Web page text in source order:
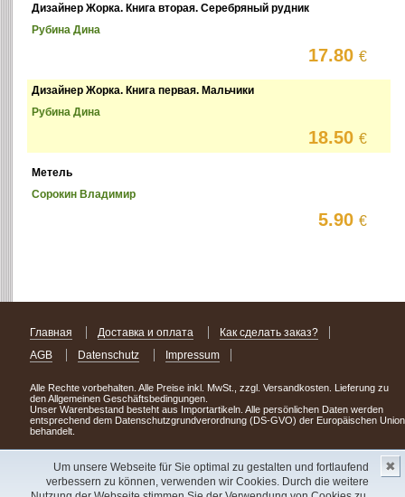
Um unsere Webseite für Sie optimal zu gestalten und fortlaufend
verbessern zu können, verwenden wir Cookies. Durch die weitere
✖
Дизайнер Жорка. Книга вторая. Серебряный рудник
Рубина Дина
17.80€
Дизайнер Жорка. Книга первая. Мальчики
Рубина Дина
18.50€
Метель
Сорокин Владимир
5.90€
Главная Доставка и оплата
Как сделать заказ?
AGB
Datenschutz Impressum
Alle Rechte vorbehalten. Alle Preise inkl. MwSt., zzgl. Versandkosten. Lieferung zu
den Allgemeinen Geschäftsbedingungen.
Unser Warenbestand besteht aus Importartikeln. Alle persönlichen Daten werden
entsprechend dem Datenschutzgrundverordnung (DS-GVO) der Europäischen Union
behandelt.
Сделав заказ сегодня, уже через день или два Вы можете стать обладателем
НОВИНКИ из Германии! Удачного поиска!
Copyright 2003 - 2023 © Express-Kniga